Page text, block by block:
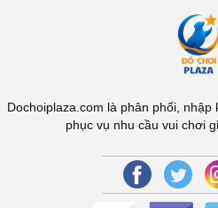
Dochoiplaza.com là phân phối,
phục vụ nhu cầu vui chơi